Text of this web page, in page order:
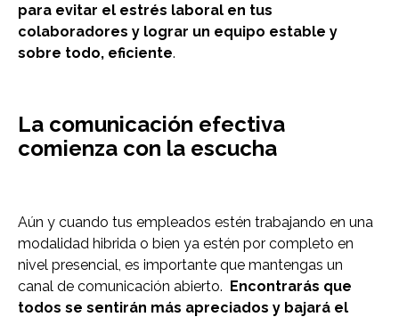
para evitar el estrés laboral en tus
colaboradores y lograr un equipo estable y
sobre todo, eficiente.
La comunicación efectiva
comienza con la escucha
Aún y cuando tus empleados estén trabajando en una
modalidad hibrida o bien ya estén por completo en
nivel presencial, es importante que mantengas un
canal de comunicación abierto. Encontrarás que
todos se sentirán más apreciados y bajará el